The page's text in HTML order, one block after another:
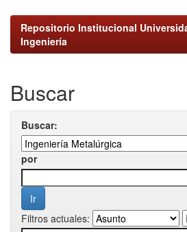
Repositorio Institucional
Ingeniería
Buscar
Buscar:
por
Filtros actuales: